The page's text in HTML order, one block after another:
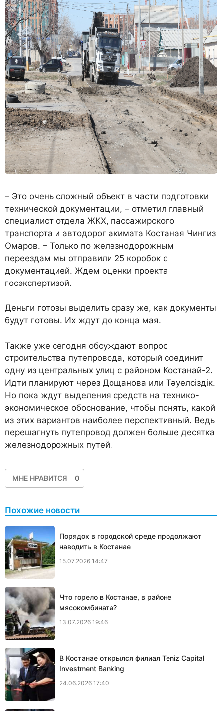
– Это очень сложный объект в части подготовки
технической документации, – отметил главный
специалист отдела ЖКХ, пассажирского
транспорта и автодорог акимата Костаная Чингиз
Омаров. – Только по железнодорожным
переездам мы отправили 25 коробок с
документацией. Ждем оценки проекта
госэкспертизой.
Деньги готовы выделить сразу же, как документы
будут готовы. Их ждут до конца мая.
Также уже сегодня обсуждают вопрос
строительства путепровода, который соединит
одну из центральных улиц с районом Костанай-2.
Идти планируют через Дощанова или Тәуелсiздiк.
Но пока ждут выделения средств на технико-
экономическое обоснование, чтобы понять, какой
из этих вариантов наиболее перспективный. Ведь
перешагнуть путепровод должен больше десятка
железнодорожных путей.
МНЕ НРАВИТСЯ 0
Похожие новости
Порядок в городской среде продолжают
наводить в Костанае
15.07.2026 14:47
Что горело в Костанае, в районе
мясокомбината?
13.07.2026 19:46
В Костанае открылся филиал Teniz Capital
Investment Banking
24.06.2026 17:40